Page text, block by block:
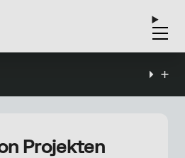
Projekten